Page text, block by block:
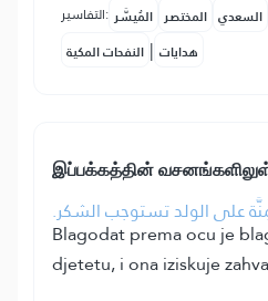
التفاسير: المُيسَّر المختصر السعدي
النفحات المكية | هدايات
இப்பக்கத்தின்
على الولد تستوجب الشكر.
Blagodat prema ocu je
djetetu, i ona iziskuje